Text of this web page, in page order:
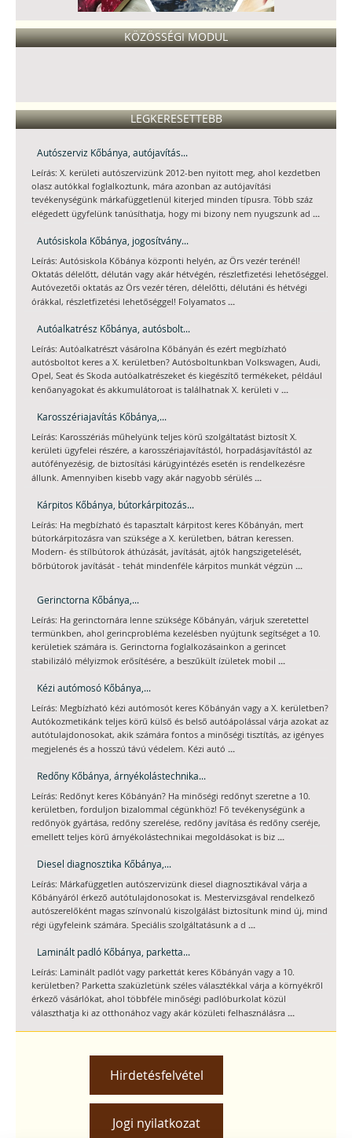
KÖZÖSSÉGI MODUL
LEGKERESETTEBB
Autószerviz Kőbánya, autójavítás...
Leírás: X. kerületi autószervizünk 2012-ben nyitott meg, ahol kezdetben
olasz autókkal foglalkoztunk, mára azonban az autójavítási
tevékenységünk márkafüggetlenül kiterjed minden típusra. Több száz
elégedett ügyfelünk tanúsíthatja, hogy mi bizony nem nyugszunk ad ...
Autósiskola Kőbánya, jogosítvány...
Leírás: Autósiskola Kőbánya központi helyén, az Örs vezér terénél!
Oktatás délelőtt, délután vagy akár hétvégén, részletfizetési lehetőséggel.
Autóvezetői oktatás az Örs vezér téren, délelőtti, délutáni és hétvégi
órákkal, részletfizetési lehetőséggel! Folyamatos ...
Autóalkatrész Kőbánya, autósbolt...
Leírás: Autóalkatrészt vásárolna Kőbányán és ezért megbízható
autósboltot keres a X. kerületben? Autósboltunkban Volkswagen, Audi,
Opel, Seat és Skoda autóalkatrészeket és kiegészítő termékeket, például
kenőanyagokat és akkumulátoroat is találhatnak X. kerületi v ...
Karosszériajavítás Kőbánya,...
Leírás: Karosszériás műhelyünk teljes körű szolgáltatást biztosít X.
kerületi ügyfelei részére, a karosszériajavítástól, horpadásjavítástól az
autófényezésig, de biztosítási kárügyintézés esetén is rendelkezésre
állunk. Amennyiben kisebb vagy akár nagyobb sérülés ...
Kárpitos Kőbánya, bútorkárpitozás...
Leírás: Ha megbízható és tapasztalt kárpitost keres Kőbányán, mert
bútorkárpitozásra van szüksége a X. kerületben, bátran keressen.
Modern- és stílbútorok áthúzását, javítását, ajtók hangszigetelését,
bőrbútorok javítását - tehát mindenféle kárpitos munkát végzün ...
Gerinctorna Kőbánya,...
Leírás: Ha gerinctornára lenne szüksége Kőbányán, várjuk szeretettel
termünkben, ahol gerincprobléma kezelésben nyújtunk segítséget a 10.
kerületiek számára is. Gerinctorna foglalkozásainkon a gerincet
stabilizáló mélyizmok erősítésére, a beszűkült ízületek mobil ...
Kézi autómosó Kőbánya,...
Leírás: Megbízható kézi autómosót keres Kőbányán vagy a X. kerületben?
Autókozmetikánk teljes körű külső és belső autóápolással várja azokat az
autótulajdonosokat, akik számára fontos a minőségi tisztítás, az igényes
megjelenés és a hosszú távú védelem. Kézi autó ...
Redőny Kőbánya, árnyékolástechnika...
Leírás: Redőnyt keres Kőbányán? Ha minőségi redőnyt szeretne a 10.
kerületben, forduljon bizalommal cégünkhöz! Fő tevékenységünk a
redőnyök gyártása, redőny szerelése, redőny javítása és redőny cseréje,
emellett teljes körű árnyékolástechnikai megoldásokat is biz ...
Diesel diagnosztika Kőbánya,...
Leírás: Márkafüggetlen autószervizünk diesel diagnosztikával várja a
Kőbányáról érkező autótulajdonosokat is. Mestervizsgával rendelkező
autószerelőként magas színvonalú kiszolgálást biztosítunk mind új, mind
régi ügyfeleink számára. Speciális szolgáltatásunk a d ...
Laminált padló Kőbánya, parketta...
Leírás: Laminált padlót vagy parkettát keres Kőbányán vagy a 10.
kerületben? Parketta szaküzletünk széles választékkal várja a környékről
érkező vásárlókat, ahol többféle minőségi padlóburkolat közül
választhatja ki az otthonához vagy akár közületi felhasználásra ...
Hirdetésfelvétel
Jogi nyilatkozat